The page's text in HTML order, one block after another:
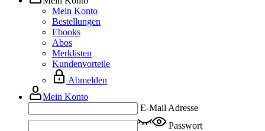
Mein Konto
Bestellungen
Ebooks
Abos
Merklisten
Kundenvorteile
Abmelden
Mein Konto
E-Mail Adresse
Passwort